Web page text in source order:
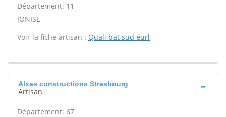
Département: 11
IONISE -
Voir la fiche artisan : Quali bat sud eurl
Alxas constructions Strasbourg
Artisan
Département: 67